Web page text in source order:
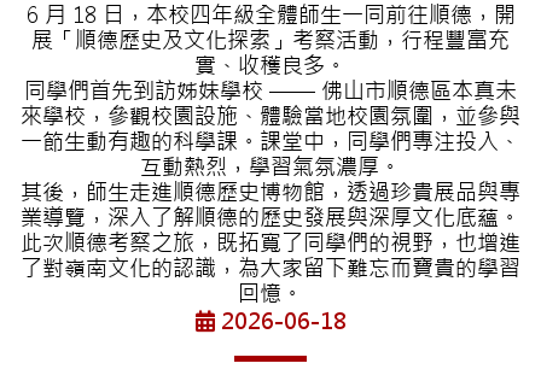
6 月 18 日，本校四年級全體師生一同前往順德，開
展「順德歷史及文化探索」考察活動，行程豐富充
實、收穫良多。
同學們首先到訪姊妹學校 —— 佛山市順德區本真未
來學校，參觀校園設施、體驗當地校園氛圍，並參與
一節生動有趣的科學課。課堂中，同學們專注投入、
互動熱烈，學習氣氛濃厚。
其後，師生走進順德歷史博物館，透過珍貴展品與專
業導覽，深入了解順德的歷史發展與深厚文化底蘊。
此次順德考察之旅，既拓寬了同學們的視野，也增進
了對嶺南文化的認識，為大家留下難忘而寶貴的學習
回憶。
2026-06-18